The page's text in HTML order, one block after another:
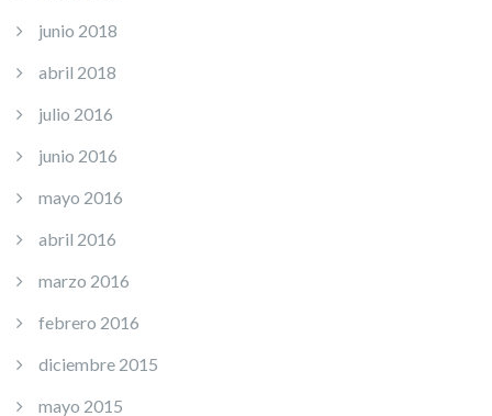
junio 2018
abril 2018
julio 2016
junio 2016
mayo 2016
abril 2016
marzo 2016
febrero 2016
diciembre 2015
mayo 2015